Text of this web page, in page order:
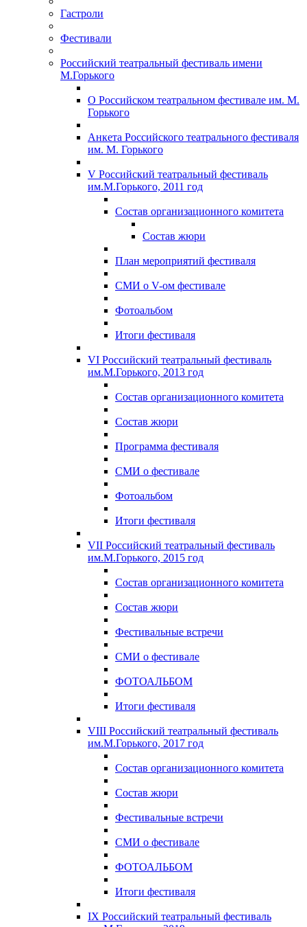
Гастроли
Фестивали
Российский театральный фестиваль имени
М.Горького
О Российском театральном фестивале им. М.
Горького
Анкета Российского театрального фестиваля
им. М. Горького
V Российский театральный фестиваль
им.М.Горького, 2011 год
Состав организационного комитета
Состав жюри
План мероприятий фестиваля
СМИ о V-ом фестивале
Фотоальбом
Итоги фестиваля
VI Российский театральный фестиваль
им.М.Горького, 2013 год
Состав организационного комитета
Состав жюри
Программа фестиваля
СМИ о фестивале
Фотоальбом
Итоги фестиваля
VII Российский театральный фестиваль
им.М.Горького, 2015 год
Состав организационного комитета
Состав жюри
Фестивальные встречи
СМИ о фестивале
ФОТОАЛЬБОМ
Итоги фестиваля
VIII Российский театральный фестиваль
им.М.Горького, 2017 год
Состав организационного комитета
Состав жюри
Фестивальные встречи
СМИ о фестивале
ФОТОАЛЬБОМ
Итоги фестиваля
IX Российский театральный фестиваль